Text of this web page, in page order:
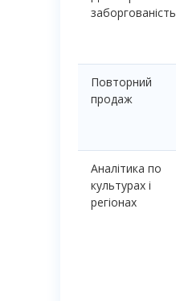
заборгованість
Повторний
продаж
Аналітика по
культурах і
регіонах